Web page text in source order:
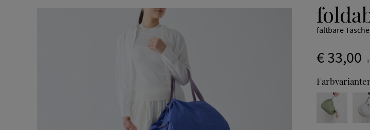
faltbare
€ 33,00